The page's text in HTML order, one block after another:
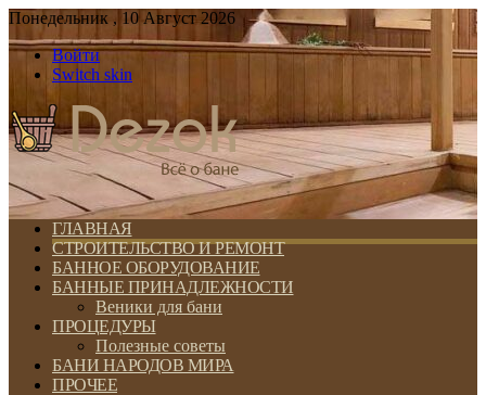
Понедельник , 10 Август 2026
Войти
Switch skin
ГЛАВНАЯ
СТРОИТЕЛЬСТВО И РЕМОНТ
БАННОЕ ОБОРУДОВАНИЕ
БАННЫЕ ПРИНАДЛЕЖНОСТИ
Веники для бани
ПРОЦЕДУРЫ
Полезные советы
БАНИ НАРОДОВ МИРА
ПРОЧЕЕ